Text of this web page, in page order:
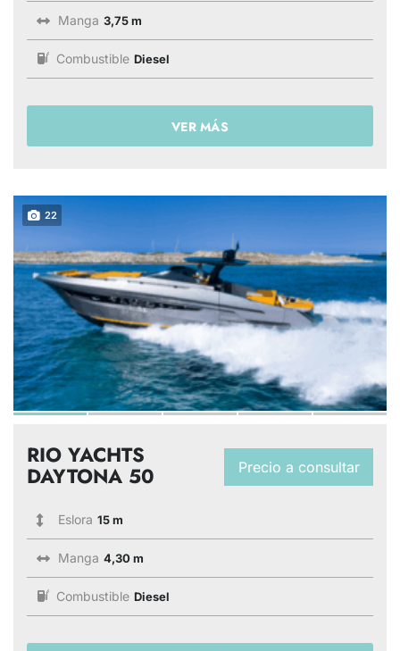
Manga 3,75 m
Combustible Diesel
VER MÁS
22
Precio a consultar
RIO YACHTS
DAYTONA 50
Eslora 15 m
Manga 4,30 m
Combustible Diesel